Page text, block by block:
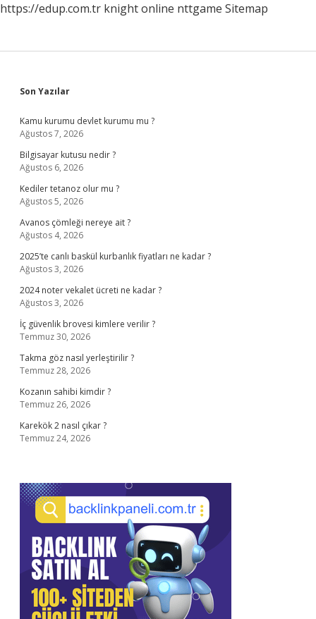
https://edup.com.tr knight online nttgame Sitemap
Sidebar
Son Yazılar
Kamu kurumu devlet kurumu mu ?
Ağustos 7, 2026
Bilgisayar kutusu nedir ?
Ağustos 6, 2026
Kediler tetanoz olur mu ?
Ağustos 5, 2026
Avanos çömleği nereye ait ?
Ağustos 4, 2026
2025’te canlı baskül kurbanlık fiyatları ne kadar ?
Ağustos 3, 2026
2024 noter vekalet ücreti ne kadar ?
Ağustos 3, 2026
İç güvenlik brovesi kimlere verilir ?
Temmuz 30, 2026
Takma göz nasıl yerleştirilir ?
Temmuz 28, 2026
Kozanın sahibi kimdir ?
Temmuz 26, 2026
Karekök 2 nasıl çıkar ?
Temmuz 24, 2026